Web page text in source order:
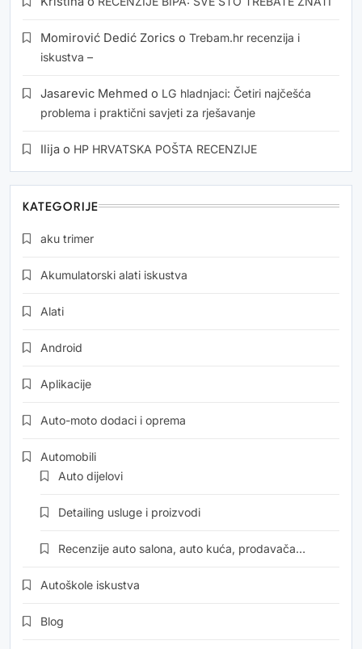
Momirović Dedić Zorics o Trebam.hr recenzija i
iskustva –
Jasarevic Mehmed o LG hladnjaci: Četiri najčešća
problema i praktični savjeti za rješavanje
Ilija o HP HRVATSKA POŠTA RECENZIJE
KATEGORIJE
aku trimer
Akumulatorski alati iskustva
Alati
Android
Aplikacije
Auto-moto dodaci i oprema
Automobili
Auto dijelovi
Detailing usluge i proizvodi
Recenzije auto salona, auto kuća, prodavača…
Autoškole iskustva
Blog